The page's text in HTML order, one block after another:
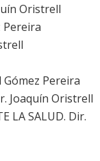
Oristrell
Pereira
Gómez Pereira
Joaquín Oristrell
LA SALUD. Dir.